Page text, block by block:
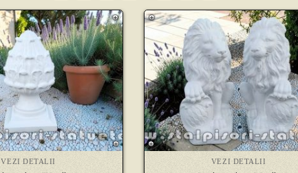
VEZI DETALII VEZI DETALII